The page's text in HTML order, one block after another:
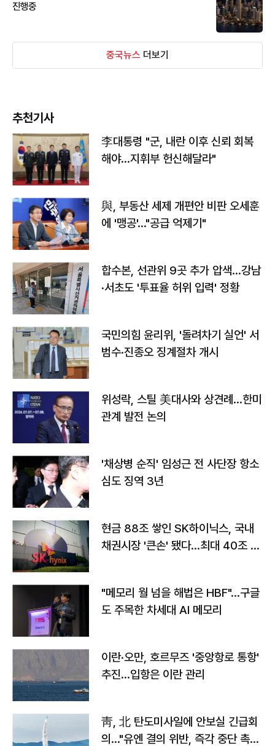
진행중
중국뉴스 더보기
추천기사
李대통령 "군, 내란 이후 신뢰 회복
해야…지휘부 헌신해달라"
與, 부동산 세제 개편안 비판 오세훈
에 '맹공'…"공급 억제기"
합수본, 선관위 9곳 추가 압색…강남
·서초도 '투표율 허위 입력' 정황
국민의힘 윤리위, '돌려차기 실언' 서
범수·진종오 징계절차 개시
위성락, 스틸 美대사와 상견례…한미
관계 발전 논의
'채상병 순직' 임성근 전 사단장 항소
심도 징역 3년
현금 88조 쌓인 SK하이닉스, 국내
채권시장 '큰손' 됐다…최대 40조 투
"메모리 월 넘을 해법은 HBF"…구글
도 주목한 차세대 AI 메모리
이란·오만, 호르무즈 '중앙항로 통항'
추진…입항은 이란 관리
靑, 北 탄도미사일에 안보실 긴급회
의…"유엔 결의 위반, 즉각 중단 촉